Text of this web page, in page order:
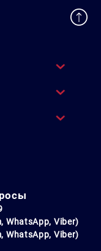
WhatsApp, Viber)
WhatsApp, Viber)